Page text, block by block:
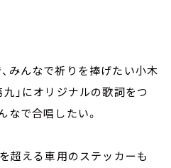
みんなで祈りを捧げたい小木
九」にオリジナルの歌詞をつ
なで合唱したい。
を超える車用のステッカーも